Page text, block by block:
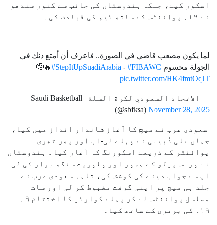
اسکور کیے، جبکہ ہندوستان کی جانب سے کنور سندھو
نے ۱۹؍ پوائنٹس کے ساتھ ٹیم کی قیادت کی۔
لما يكون مصعب قاضي في الصورة.. فاعرف أن أمتع دنك في
الجولة محسوم 🫡🔥
#StepItUpSuadiArabia - #FIBAWC
pic.twitter.com/HK4fmtOqJT
— الاتحاد السعودي لكرة السلة | Saudi Basketball
(@sbfksa) November 28, 2025
سعودی عرب نے میچ کا آغاز شاندار انداز میں کیا،
جہاں علی شُبیلی نے پہلے لی-اپ اور پھر تھری
پوائنٹر کے ذریعے اسکورنگ کا آغاز کیا۔ ہندوستان
نے پرنس پرنَو کے جمپر اور پلپریت سنگھ برار کی لی-
اپ سے جواب دینے کی کوشش کی، تاہم سعودی عرب نے
جلد ہی میچ پر اپنی گرفت مضبوط کر لی اور سات
۱۹؍ کی برتری کے ساتھ کیا۔